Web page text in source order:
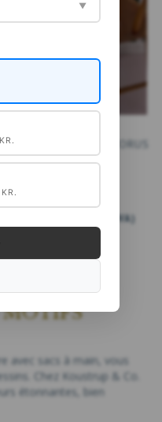
BIOLOGIQUE - HELLEBORUS
- ÉPUISÉ
189,00 DKK
EXCL. TVA
MOTIFS
avec sacs à main, vous
Chez Koustrup & Co.
étonnantes, bien
▼